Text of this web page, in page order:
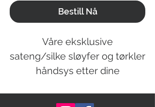
Bestill Nå
Våre eksklusive
sateng/silke sløyfer og tørkler
håndsys etter dine